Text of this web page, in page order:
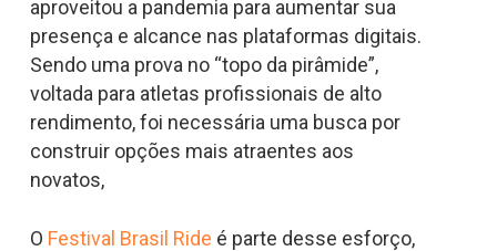
aproveitou a pandemia para aumentar sua
presença e alcance nas plataformas digitais.
Sendo uma prova no “topo da pirâmide”,
voltada para atletas profissionais de alto
rendimento, foi necessária uma busca por
construir opções mais atraentes aos
novatos,
O Festival Brasil Ride é parte desse esforço,